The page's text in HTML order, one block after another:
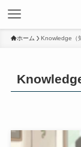
ホーム Knowledge（